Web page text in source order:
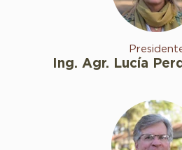
Ing. Agr. Lucía